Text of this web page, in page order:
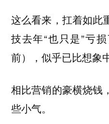
这么看来，扛着如此
技去年“也只是”亏
前），似乎已比想象
相比营销的豪横烧钱
些小气。